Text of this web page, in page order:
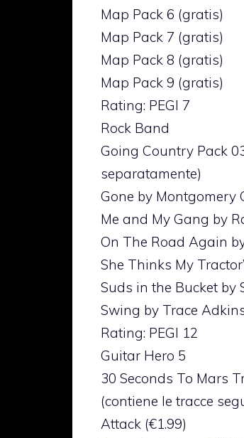
Map Pack 6 (gratis)
Map Pack 7 (gratis)
Map Pack 8 (gratis)
Map Pack 9 (gratis)
Rating: PEGI 7
Rock Band
Going Country Pack
separatamente)
Gone by Montgomery
Me and My Gang by
On The Road Again
She Thinks My
Suds in the Bucket by
Swing by Trace
Rating: PEGI 12
Guitar Hero 5
30 Seconds To Mars
(contiene le tracce
Attack (€1.99)